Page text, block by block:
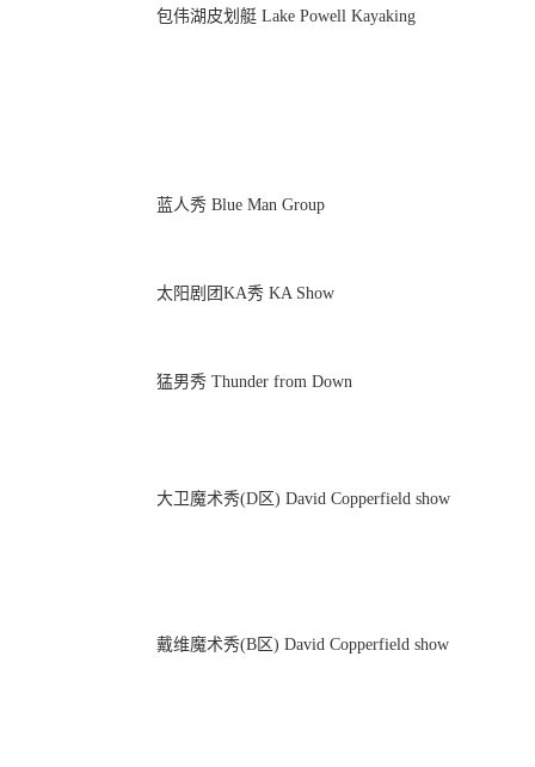
包伟湖皮划艇 Lake Powell Kayaking
蓝人秀 Blue Man Group
太阳剧团KA秀 KA Show
猛男秀 Thunder from Down
大卫魔术秀(D区) David Copperfield show
戴维魔术秀(B区) David Copperfield show